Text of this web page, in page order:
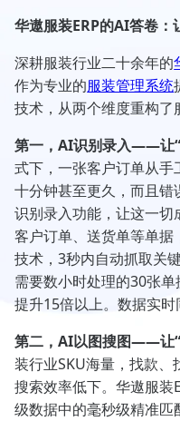
华遨服装ERP的AI答卷
深耕服装行业二十余年的
作为专业的服装管理系统
技术，从两个维度重构了
第一，AI识别录入——让“
式下，一张客户订单从
十分钟甚至更久，而且错
识别录入功能，让这一
客户订单、送货单等单
技术，3秒内自动抓取关
需要数小时处理的30张
提升15倍以上。数据实时
第二，AI以图搜图——让“
装行业SKU海量，找款
搜索效率低下。华遨服装
级数据中的毫秒级精准匹